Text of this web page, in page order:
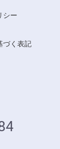
シー
づく表記